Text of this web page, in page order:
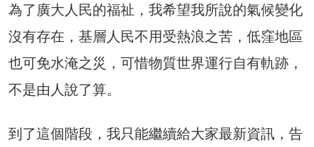
為了廣大人民的福祉，我希望我所說的氣候變化
沒有存在，基層人民不用受熱浪之苦，低窪地區
也可免水淹之災，可惜物質世界運行自有軌跡，
不是由人說了算。
到了這個階段，我只能繼續給大家最新資訊，告